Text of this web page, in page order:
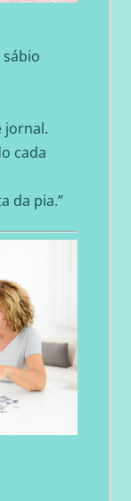
sábio
jornal.
cada
da pia.”